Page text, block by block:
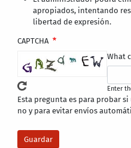
apropiados, intentando
libertad de expresión.
CAPTCHA
What
Enter
Esta pregunta es para probar
no y para evitar envíos